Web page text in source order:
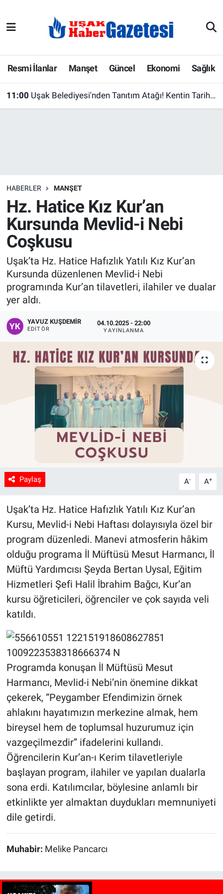
Resmi İlanlar Manşet Güncel Ekonomi Sağlık
11:00 Uşak Belediyesi'nden Tanıtım Atağı! Kentin Tarihi ve Doğal Güzellikleri Tek Videoda Buluştu
HABERLER MANŞET
Hz. Hatice Kız Kur’an
Kursunda Mevlid-i Nebi
Coşkusu
Uşak’ta Hz. Hatice Hafızlık Yatılı Kız Kur’an
Kursunda düzenlenen Mevlid-i Nebi
programında Kur’an tilavetleri, ilahiler ve dualar
yer aldı.
YAVUZ KUŞDEMIR
EDITÖR
04.10.2025 - 22:00
YAYINLANMA
Paylaş A- A+
Uşak’ta Hz. Hatice Hafızlık Yatılı Kız Kur’an
Kursu, Mevlid-i Nebi Haftası dolayısıyla özel bir
program düzenledi. Manevi atmosferin hâkim
olduğu programa İl Müftüsü Mesut Harmancı, İl
Müftü Yardımcısı Şeyda Bertan Uysal, Eğitim
Hizmetleri Şefi Halil İbrahim Bağcı, Kur’an
kursu öğreticileri, öğrenciler ve çok sayıda veli
katıldı.
Programda konuşan İl Müftüsü Mesut
Harmancı, Mevlid-i Nebi’nin önemine dikkat
çekerek, “Peygamber Efendimizin örnek
ahlakını hayatımızın merkezine almak, hem
bireysel hem de toplumsal huzurumuz için
vazgeçilmezdir” ifadelerini kullandı.
Öğrencilerin Kur’an-ı Kerim tilavetleriyle
başlayan program, ilahiler ve yapılan dualarla
sona erdi. Katılımcılar, böylesine anlamlı bir
etkinlikte yer almaktan duydukları memnuniyeti
dile getirdi.
Muhabir: Melike Pancarcı
E-Gazete
Ekonomi
Köşe Yazarları
Kültür Sanat
Manşet
Resmi İlanlar
Sağlık
Son Dakika
Spor
Uşak Haberleri
Uşak Hava Durumu
Uşak Trafik Yoğunluk Haritası